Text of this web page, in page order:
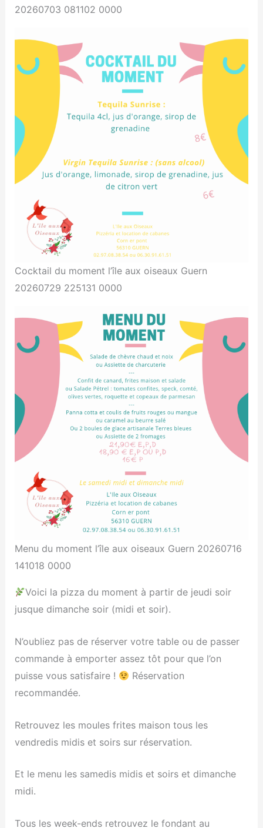
20260703 081102 0000
Cocktail du moment l’île aux oiseaux Guern
20260729 225131 0000
Menu du moment l’île aux oiseaux Guern 20260716
141018 0000
Voici la pizza du moment à partir de jeudi soir
jusque dimanche soir (midi et soir).
N’oubliez pas de réserver votre table ou de passer
commande à emporter assez tôt pour que l’on
puisse vous satisfaire !
Réservation
recommandée.
Retrouvez les moules frites maison tous les
vendredis midis et soirs sur réservation.
Et le menu les samedis midis et soirs et dimanche
midi.
Tous les week-ends retrouvez le fondant au